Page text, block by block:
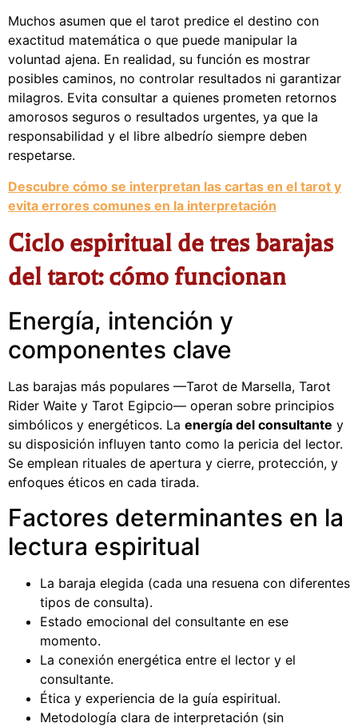
Muchos asumen que el tarot predice el destino con
exactitud matemática o que puede manipular la
voluntad ajena. En realidad, su función es mostrar
posibles caminos, no controlar resultados ni garantizar
milagros. Evita consultar a quienes prometen retornos
amorosos seguros o resultados urgentes, ya que la
responsabilidad y el libre albedrío siempre deben
respetarse.
Descubre cómo se interpretan las cartas en el tarot y
evita errores comunes en la interpretación
Ciclo espiritual de tres barajas
del tarot: cómo funcionan
Energía, intención y
componentes clave
Las barajas más populares —Tarot de Marsella, Tarot
Rider Waite y Tarot Egipcio— operan sobre principios
simbólicos y energéticos. La energía del consultante y
su disposición influyen tanto como la pericia del lector.
Se emplean rituales de apertura y cierre, protección, y
enfoques éticos en cada tirada.
Factores determinantes en la
lectura espiritual
La baraja elegida (cada una resuena con diferentes
tipos de consulta).
Estado emocional del consultante en ese
momento.
La conexión energética entre el lector y el
consultante.
Ética y experiencia de la guía espiritual.
Metodología clara de interpretación (sin